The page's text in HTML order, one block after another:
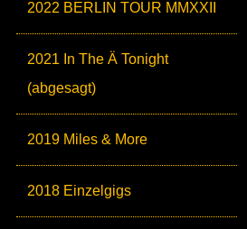
2022 BERLIN TOUR MMXXII
2021 In The Ä Tonight
(abgesagt)
2019 Miles & More
2018 Einzelgigs